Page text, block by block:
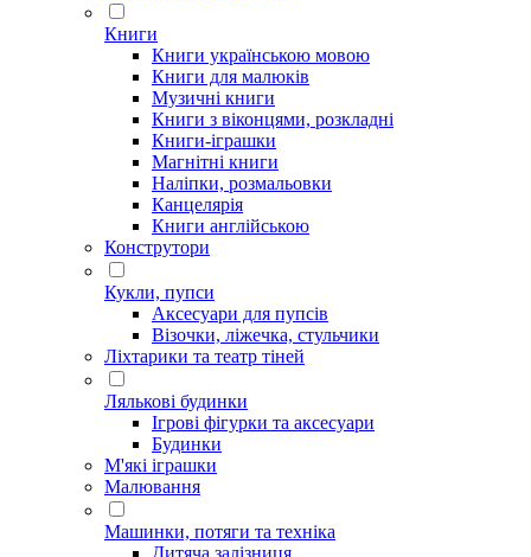
Книги
Книги українською мовою
Книги для малюків
Музичні книги
Книги з віконцями, розкладні
Книги-іграшки
Магнітні книги
Наліпки, розмальовки
Канцелярія
Книги англійською
Конструтори
Кукли, пупси
Аксесуари для пупсів
Візочки, ліжечка, стульчики
Ліхтарики та театр тіней
Лялькові будинки
Ігрові фігурки та аксесуари
Будинки
М'які іграшки
Малювання
Машинки, потяги та техніка
Дитяча залізниця